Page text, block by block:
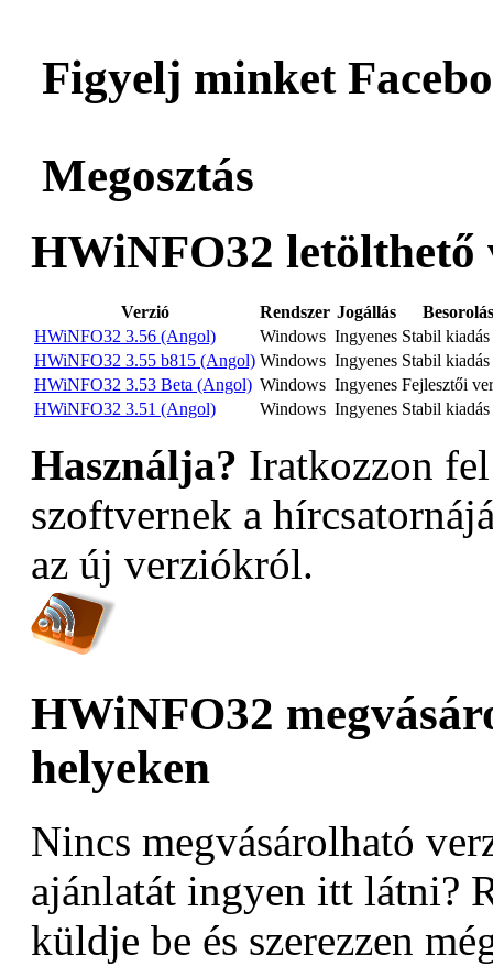
Figyelj minket
Megosztás
HWiNFO32 letölthető
Verzió Rendszer Jogállás
Besorolás
HWiNFO32 3.56 (Angol)
Windows Ingyenes Stabil kiadás
HWiNFO32 3.55 b815 (Angol) Windows Ingyenes Stabil kiadás
HWiNFO32 3.53 Beta (Angol) Windows Ingyenes Fejlesztői
HWiNFO32 3.51 (Angol)
Windows Ingyenes Stabil kiadás
Használja? Iratkozzon
szoftvernek a
az új verziókról.
HWiNFO32
helyeken
Nincs megvásárolható
ajánlatát ingyen itt látni?
küldje be és szerezzen